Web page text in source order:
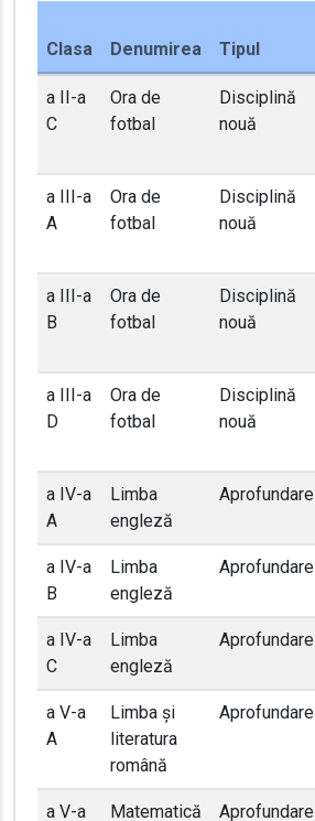
Clasa Denumirea Tipul
a II-a
C
Ora de
fotbal
Disciplină
nouă
a III-a
A
Ora de
fotbal
Disciplină
nouă
a III-a
B
Ora de
fotbal
Disciplină
nouă
a III-a
D
Ora de
fotbal
Disciplină
nouă
a IV-a
A
Limba
engleză
Aprofundare
a IV-a
B
Limba
engleză
Aprofundare
a IV-a
C
Limba
engleză
Aprofundare
a V-a
A
Limba și
literatura
română
Aprofundare
a V-a Matematică Aprofundare